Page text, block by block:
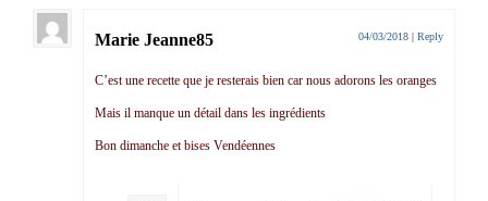
Marie Jeanne85 04/03/2018 | Reply
C’est une recette que je resterais bien car nous adorons les oranges
Mais il manque un détail dans les ingrédients
Bon dimanche et bises Vendéennes